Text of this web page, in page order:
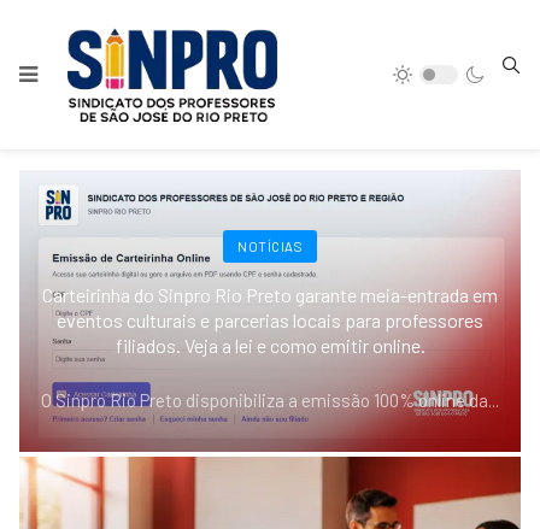
NOTÍCIAS
Carteirinha do Sinpro Rio Preto garante meia-entrada em
eventos culturais e parcerias locais para professores
filiados. Veja a lei e como emitir online.
O Sinpro Rio Preto disponibiliza a emissão 100% online da...